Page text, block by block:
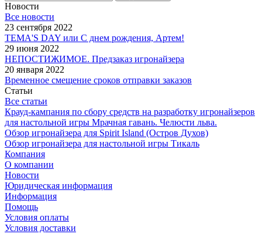
Новости
Все новости
23 сентября 2022
TEMA'S DAY или С днем рождения, Артем!
29 июня 2022
НЕПОСТИЖИМОЕ. Предзаказ игронайзера
20 января 2022
Временное смещение сроков отправки заказов
Статьи
Все статьи
Крауд-кампания по сбору средств на разработку игронайзеров
для настольной игры Мрачная гавань. Челюсти льва.
Обзор игронайзера для Spirit Island (Остров Духов)
Обзор игронайзера для настольной игры Тикаль
Компания
О компании
Новости
Юридическая информация
Информация
Помощь
Условия оплаты
Условия доставки